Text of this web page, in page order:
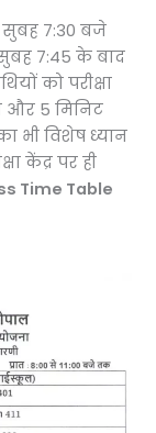
सुबह 7:30 बजे
सुबह 7:45 के बाद
को परीक्षा
और 5 मिनिट
भी विशेष ध्यान
केंद्र पर ही
Time Table